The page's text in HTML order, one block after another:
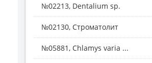
№02213, Dentalium sp.
№02130, Строматолит
№05881, Chlamys varia ...